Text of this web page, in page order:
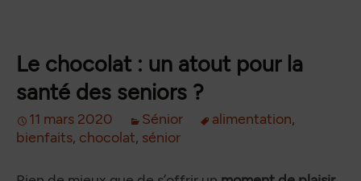
Le chocolat : un atout pour la
santé des seniors ?
11 mars 2020 Sénior alimentation,
bienfaits, chocolat, sénior